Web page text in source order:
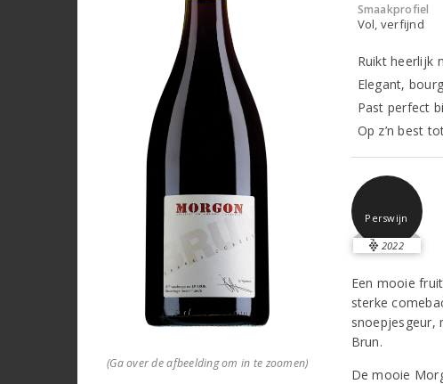
(Ga over de afbeelding om in te zoomen)
Smaakprofiel
Vol, verfijnd
Ruikt heerlijk
Elegant,
Past perfect
Op z’n best
Perswijn
2022
Een mooie
sterke
snoepjesgeur,
Brun.
De mooie